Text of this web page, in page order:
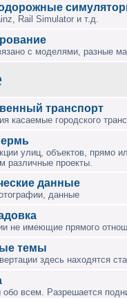
Rail Simulator и т.д.
с моделями, разные
транспорт
касаемые городского
улиц, объектов, прямо
различные проекты.
данные
данные
не имеющие прямого
темы
здесь находятся
обо всем. Разрешается